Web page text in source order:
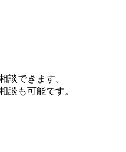
談できます。
談も可能です。